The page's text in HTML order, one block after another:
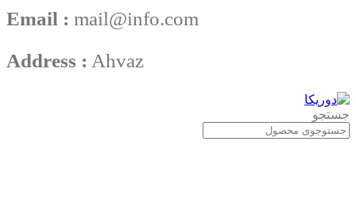
Email : mail@info.com
Address : Ahvaz
جستجو